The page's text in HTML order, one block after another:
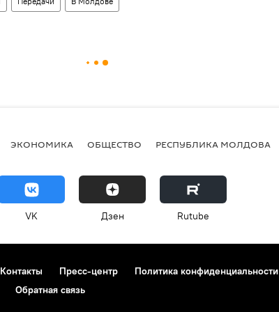
ЭКОНОМИКА ОБЩЕСТВО РЕСПУБЛИКА МОЛДОВА
VK Дзен Rutube
Контакты Пресс-центр Политика конфиденциальности
Обратная связь